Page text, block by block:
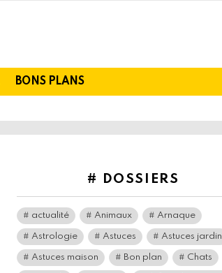
BONS PLANS
# DOSSIERS
actualité Animaux Arnaque
Astrologie Astuces Astuces jardin
Astuces maison Bon plan Chats